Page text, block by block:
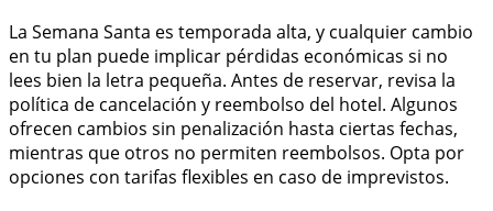
La Semana Santa es temporada alta, y cualquier cambio
en tu plan puede implicar pérdidas económicas si no
lees bien la letra pequeña. Antes de reservar, revisa la
política de cancelación y reembolso del hotel. Algunos
ofrecen cambios sin penalización hasta ciertas fechas,
mientras que otros no permiten reembolsos. Opta por
opciones con tarifas flexibles en caso de imprevistos.